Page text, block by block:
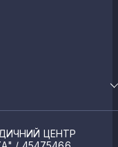
ЦЕНТР